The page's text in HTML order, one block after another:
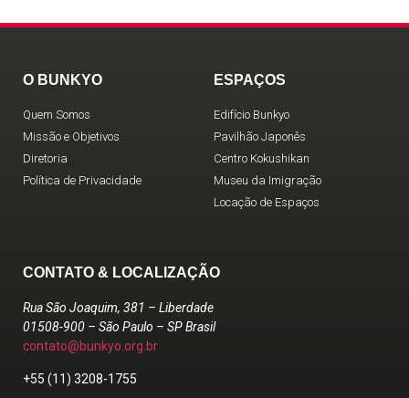
O BUNKYO
Quem Somos
Missão e Objetivos
Diretoria
Política de Privacidade
ESPAÇOS
Edifício Bunkyo
Pavilhão Japonês
Centro Kokushikan
Museu da Imigração
Locação de Espaços
CONTATO & LOCALIZAÇÃO
Rua São Joaquim, 381 – Liberdade
01508-900 – São Paulo – SP Brasil
contato@bunkyo.org.br
+55 (11) 3208-1755